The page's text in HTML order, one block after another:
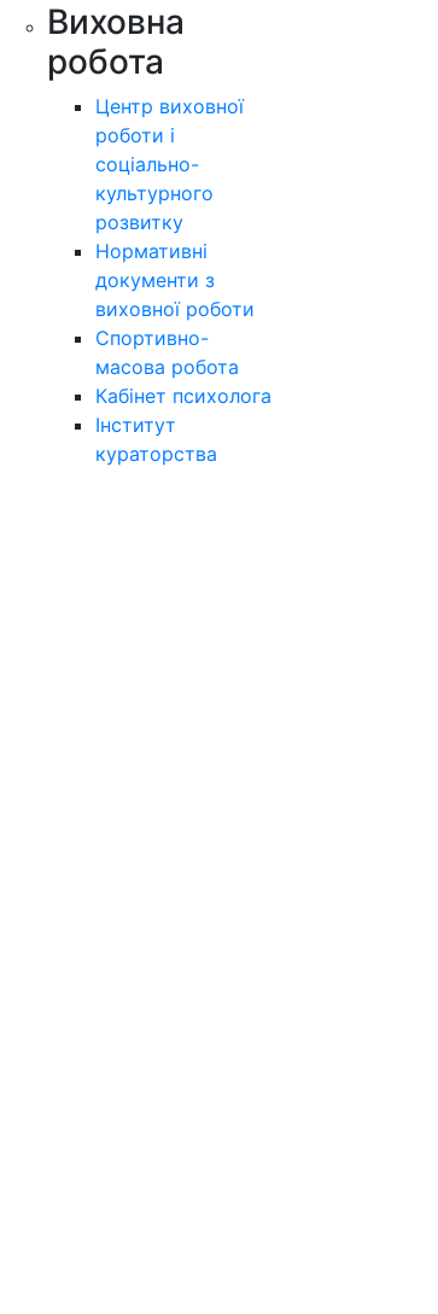
Виховна
робота
Центр виховної
роботи і
соціально-
культурного
розвитку
Нормативні
документи з
виховної роботи
Спортивно-
масова робота
Кабінет психолога
Інститут
кураторства